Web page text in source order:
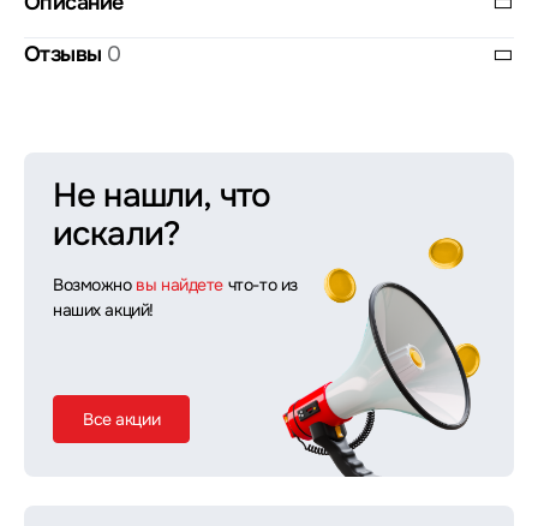
Отзывы 0
Не нашли, что
искали?
Возможно вы найдете что-то из
наших акций!
Все акции